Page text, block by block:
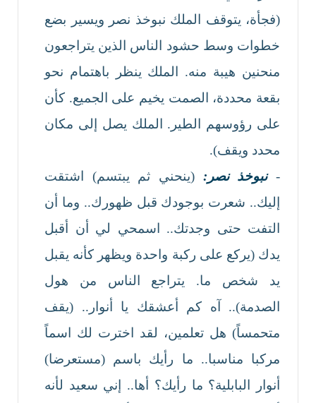
(فجأة، يتوقف الملك نبوخذ نصر ويسير بضع
خطوات وسط حشود الناس الذين يتراجعون
منحنين هيبة منه. الملك ينظر باهتمام نحو
بقعة محددة، الصمت يخيم على الجميع. كأن
على رؤوسهم الطير. الملك يصل إلى مكان
محدد ويقف).
-نبوخذ نصر: (ينحني ثم يبتسم) اشتقت
إليك.. شعرت بوجودك قبل ظهورك.. وما أن
التفت حتى وجدتك.. اسمحي لي أن أقبل
يدك (يركع على ركبة واحدة ويظهر كأنه يقبل
يد شخص ما. يتراجع الناس من هول
الصدمة).. آه كم أعشقك يا أنوار.. (يقف
متحمساً) هل تعلمين، لقد اخترت لك اسماً
مركبا مناسبا.. ما رأيك باسم (مستعرضا)
أنوار البابلية؟ ما رأيك؟ أها.. إني سعيد لأنه